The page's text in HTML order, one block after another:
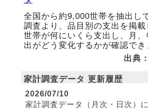
全国から約9,000世帯を抽出し
調査より、品目別の支出を掲載
世帯が何にいくら支出し、月
出がどう変化するかが確認でき
出典
家計調査データ 更新履歴
2026/07/10
家計調査データ（月次・日次）